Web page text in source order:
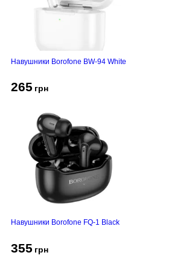
Навушники Borofone BW-94 White
265 грн
Навушники Borofone FQ-1 Black
355 грн